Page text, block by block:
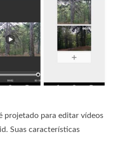
projetado para editar vídeos
Suas características